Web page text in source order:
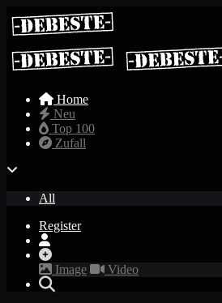
Home
Neu
Top 100
Zufall
All
Register
Image Video